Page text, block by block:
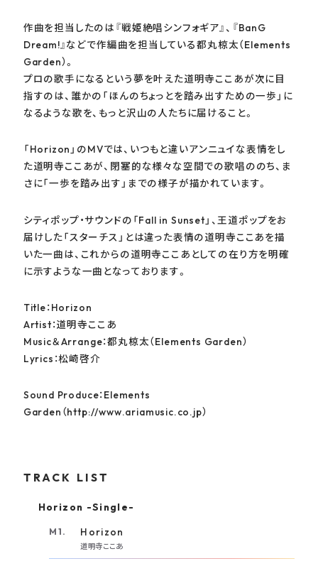
作曲を担当したのは『戦姫絶唱シンフォギア』、『BanG
Dream!』などで作編曲を担当している都丸椋太（Elements
Garden）。
プロの歌手になるという夢を叶えた道明寺ここあが次に目
指すのは、誰かの「ほんのちょっとを踏み出すための一歩」に
なるような歌を、もっと沢山の人たちに届けること。
「Horizon」のMVでは、いつもと違いアンニュイな表情をし
た道明寺ここあが、閉塞的な様々な空間での歌唱ののち、ま
さに「一歩を踏み出す」までの様子が描かれています。
シティポップ・サウンドの「Fall in Sunset」、王道ポップをお
届けした「スターチス」とは違った表情の道明寺ここあを描
いた一曲は、これからの道明寺ここあとしての在り方を明確
に示すような一曲となっております。
Title：Horizon
Artist：道明寺ここあ
Music＆Arrange：都丸椋太（Elements Garden）
Lyrics：松崎啓介
Sound Produce：Elements
Garden（http://www.ariamusic.co.jp）
TRACK LIST
Horizon -Single-
Horizon
道明寺ここあ